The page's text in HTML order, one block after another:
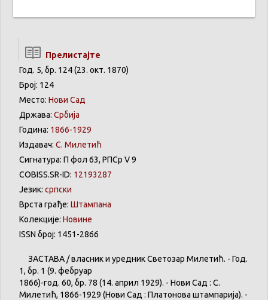
Прелистајте
Год. 5, бр. 124 (23. окт. 1870)
Број: 124
Место: Нови Сад
Држава: Србија
Година: 1866-1929
Издавач: С. Милетић
Сигнатура: П фол 63, РПСр V 9
COBISS.SR-ID: 12193287
Језик: српски
Врста грађе: Штампана
Колекције: Новине
ISSN број: 1451-2866
ЗАСТАВА /власники уредникСветозар Милетић. - Год.
1, бр. 1 (9. фебруар
1866)-год. 60, бр. 78 (14. април 1929). - Нови Сад : С.
Милетић, 1866-1929 (Нови Сад : Платонова штампарија). -